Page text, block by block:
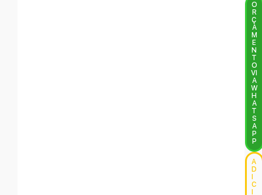
O
R
Ç
A
M
E
N
T
O
VI
A
W
H
A
T
S
A
P
P
A
D
C